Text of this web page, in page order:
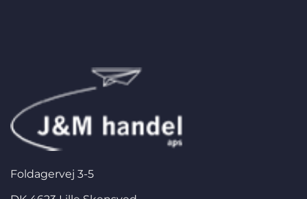
Foldagervej 3-5